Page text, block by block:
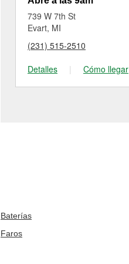
739 W 7th St
Evart, MI
(231) 515-2510
Detalles
| Cómo llegar
Baterías
Faros